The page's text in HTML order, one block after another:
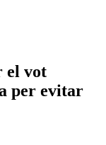
el vot
per evitar